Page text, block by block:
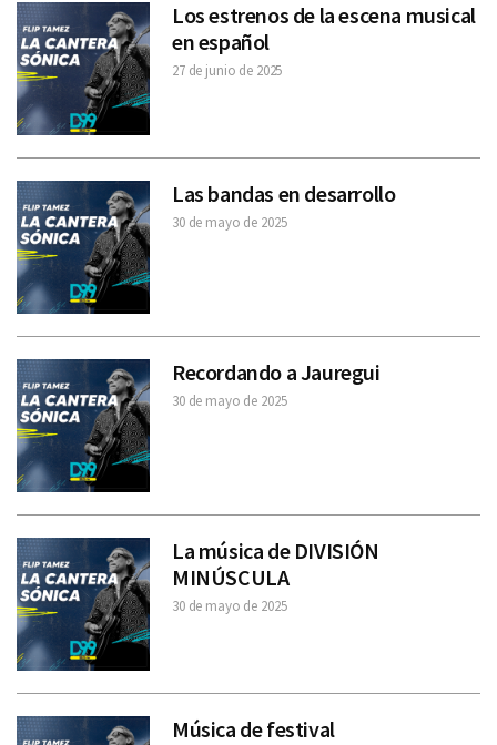
Los estrenos de la escena musical
en español
27 de junio de 2025
Las bandas en desarrollo
30 de mayo de 2025
Recordando a Jauregui
30 de mayo de 2025
La música de DIVISIÓN
MINÚSCULA
30 de mayo de 2025
Música de festival